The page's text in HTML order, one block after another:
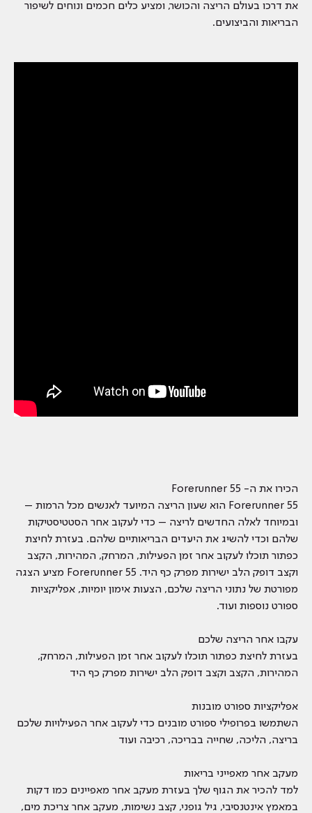
את דרכו בעולם הריצה והכושר, ומציע כלים חכמים ונוחים לשיפור
הבריאות והביצועים.
הכירו את ה- Forerunner 55
Forerunner 55 הוא שעון הריצה המיועד לאנשים מכל הרמות –
ובמיוחד לאלה החדשים לריצה – כדי לעקוב אחר הסטטיסטיקות
שלהם וכדי להשיג את היעדים הבריאותיים שלהם. בעזרת לחיצת
כפתור תוכלו לעקוב אחר זמן הפעילות, המרחק, המהירות, הקצב
וקצב דופק הלב ישירות מפרק כף היד. Forerunner 55 מציע הצגה
מפורטת של נתוני הריצה שלכם, הצעות אימון יומיות, אפליקציות
ספורט נוספות ועוד.
עקבו אחר הריצה שלכם
בעזרת לחיצת כפתור תוכלו לעקוב אחר זמן הפעילות, המרחק,
המהירות, הקצב וקצב דופק הלב ישירות מפרק כף היד
אפליקציות ספורט מובנות
השתמשו בפרופילי ספורט מובנים כדי לעקוב אחר הפעילויות שלכם
בריצה, הליכה, שחייה בבריכה, רכיבה ועוד
מעקב אחר מאפייני בריאות
למד להכיר את הגוף שלך בעזרת מעקב אחר מאפיינים כמו דקות
במאמץ אינטנסיבי, גיל גופני, קצב נשימות, מעקב אחר צריכת מים,